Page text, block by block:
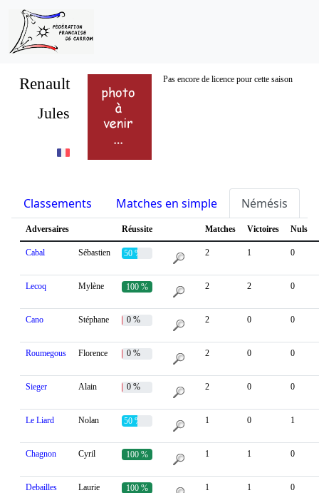
Renault Pas encore de licence pour cette saison
Jules
Classements Matches en simple Némésis
Adversaires Réussite Matches Victoires Nuls
Cabal Sébastien 50 % 2 1 0
Lecoq Mylène 100 % 2 2 0
Cano Stéphane 0 % 2 0 0
Roumegous Florence 0 % 2 0 0
Sieger Alain 0 % 2 0 0
Le Liard Nolan 50 % 1 0 1
Chagnon Cyril 100 % 1 1 0
Debailles Laurie 100 % 1 1 0